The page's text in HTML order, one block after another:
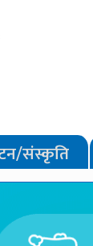
संस्कृति